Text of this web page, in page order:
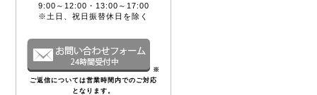
9:00～12:00・13:00～17:00
※土日、祝日振替休日を除く
※
ご返信については営業時間内でのご対応
となります。